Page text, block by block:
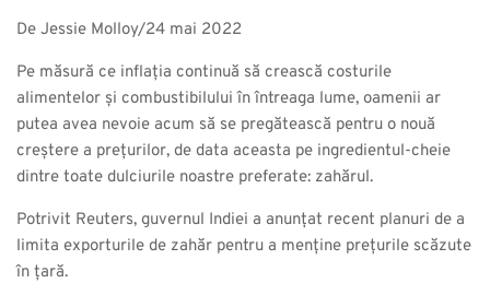
De Jessie Molloy/24 mai 2022
Pe măsură ce inflația continuă să crească costurile
alimentelor și combustibilului în întreaga lume, oamenii ar
putea avea nevoie acum să se pregătească pentru o nouă
creștere a prețurilor, de data aceasta pe ingredientul-cheie
dintre toate dulciurile noastre preferate: zahărul.
Potrivit Reuters, guvernul Indiei a anunțat recent planuri de a
limita exporturile de zahăr pentru a menține prețurile scăzute
în țară.